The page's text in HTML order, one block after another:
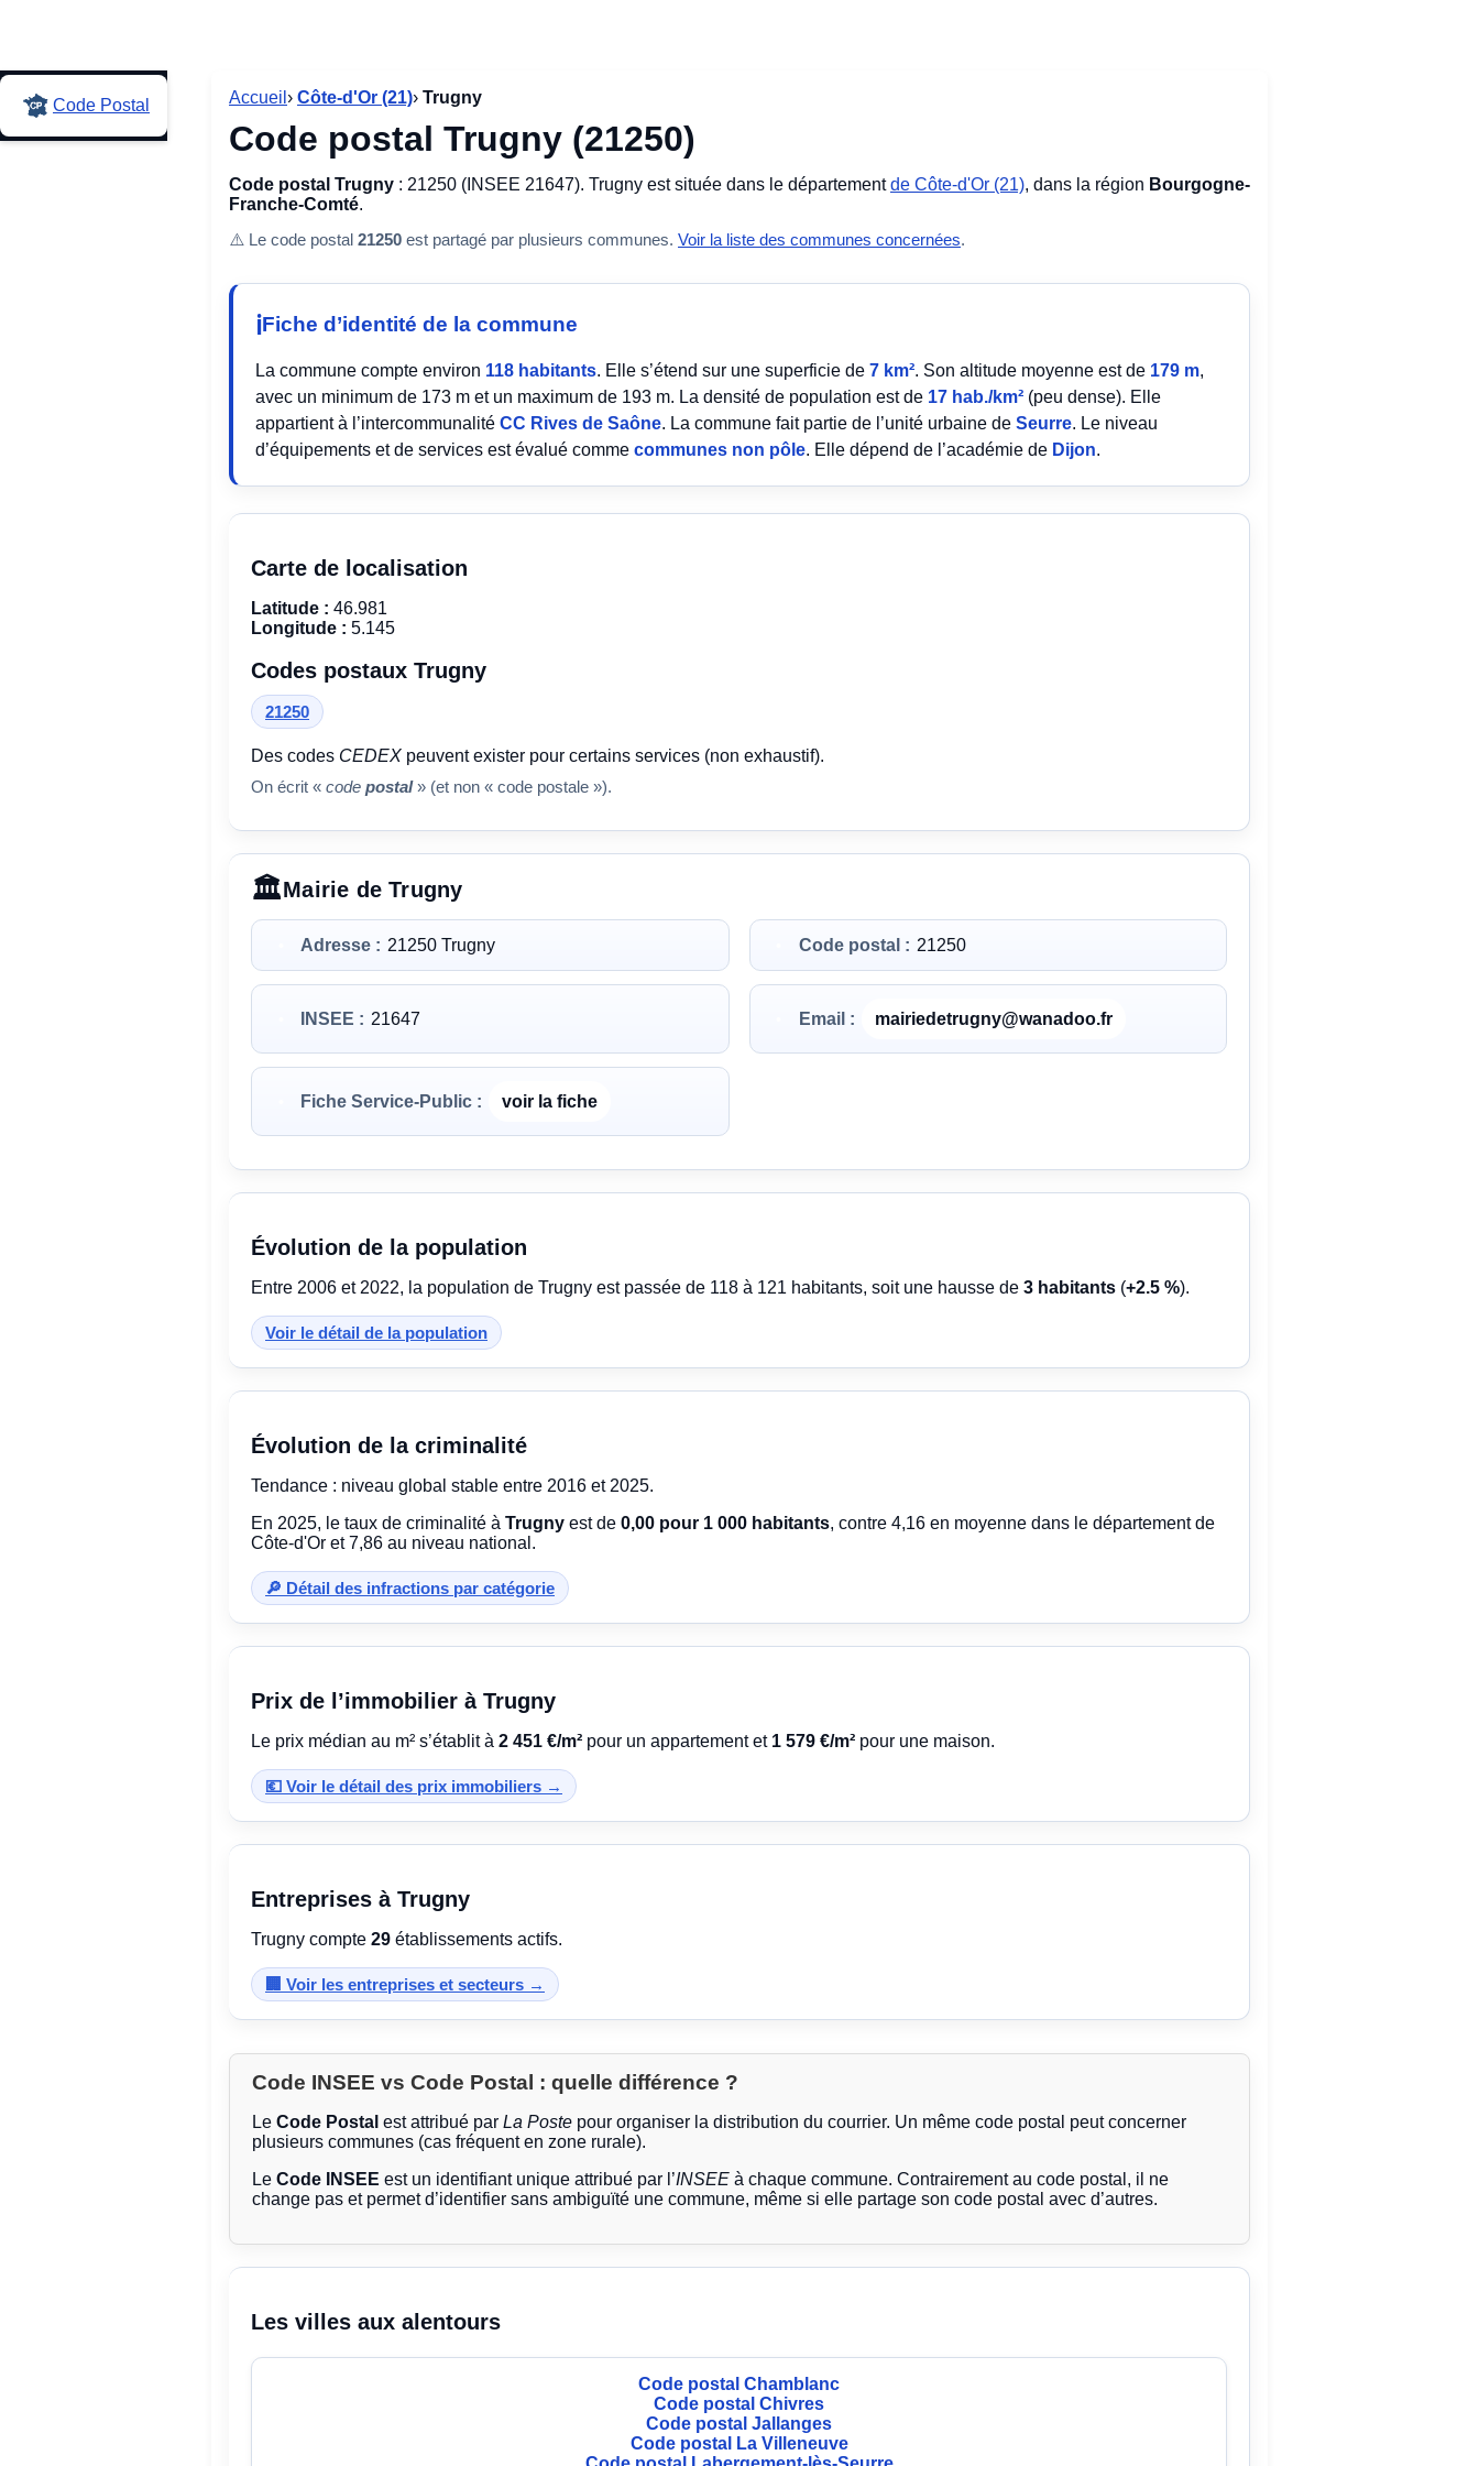
Code Postal Accueil › Côte-d'Or (21)› Trugny
Code postal Trugny (21250)
Code postal Trugny : 21250 (INSEE 21647). Trugny est située dans le départementde Côte-d'Or (21), dans la région Bourgogne-
Franche-Comté.
⚠️ Le code postal 21250 est partagé par plusieurs communes. Voir la liste des communes concernées.
Fiche d’identité de la commune
La commune compte environ 118 habitants. Elle s’étend sur une superficie de 7 km². Son altitude moyenne est de 179 m,
avec un minimum de 173 m et un maximum de 193 m. La densité de population est de 17 hab./km² (peu dense). Elle
appartient à l’intercommunalité CC Rives de Saône. La commune fait partie de l’unité urbaine de Seurre. Le niveau
d’équipements et de services est évalué comme communes non pôle. Elle dépend de l’académie de Dijon.
Carte de localisation
Latitude : 46.981
Longitude : 5.145
Codes postaux Trugny
21250
Des codes CEDEX peuvent exister pour certains services (non exhaustif).
On écrit « code postal» (et non « code postale »).
Mairie de Trugny
Adresse : 21250 Trugny Code postal : 21250
INSEE : 21647 Email : mairiedetrugny@wanadoo.fr
Fiche Service-Public : voir la fiche
Évolution de la population
Entre 2006 et 2022, la population de Trugny est passée de 118 à 121 habitants, soit une hausse de 3 habitants (+2.5 %).
Voir le détail de la population
Évolution de la criminalité
Tendance : niveau global stable entre 2016 et 2025.
En 2025, le taux de criminalité à Trugny est de 0,00 pour 1 000 habitants, contre 4,16 en moyenne dans le département de
Côte-d'Or et 7,86 au niveau national.
🔎 Détail des infractions par catégorie
Prix de l’immobilier à Trugny
Le prix médian au m² s’établit à 2 451 €/m² pour un appartement et 1 579 €/m² pour une maison.
💶 Voir le détail des prix immobiliers →
Entreprises à Trugny
Trugny compte 29 établissements actifs.
🏢 Voir les entreprises et secteurs →
Code INSEE vs Code Postal : quelle différence ?
Le Code Postal est attribué par La Poste pour organiser la distribution du courrier. Un même code postal peut concerner
plusieurs communes (cas fréquent en zone rurale).
Le Code INSEE est un identifiant unique attribué par l’INSEE à chaque commune. Contrairement au code postal, il ne
change pas et permet d’identifier sans ambiguïté une commune, même si elle partage son code postal avec d’autres.
Les villes aux alentours
Code postal Chamblanc
Code postal Chivres
Code postal Jallanges
Code postal La Villeneuve